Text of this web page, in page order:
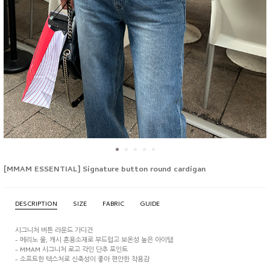
[MMAM ESSENTIAL] Signature button round cardigan
DESCRIPTION SIZE FABRIC GUIDE
시그니처 버튼 라운드 가디건
- 메리노 울, 캐시 혼용소재로 부드럽고 보온성 높은 아이템
- MMAM 시그니처 로고 각인 단추 포인트
- 소프트한 텍스처로 신축성이 좋아 편안한 착용감